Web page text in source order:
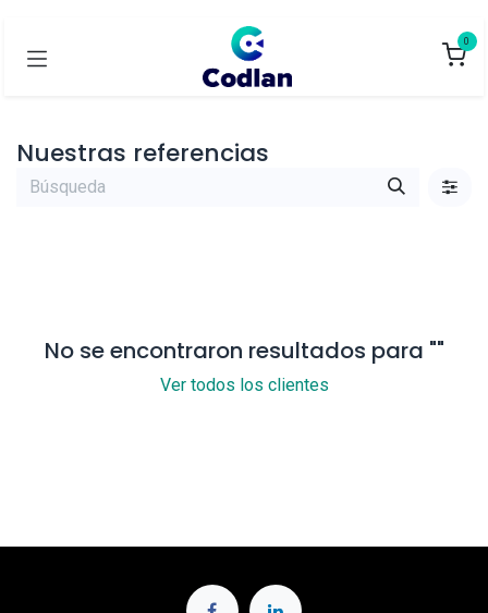
0
Nuestras referencias
No se encontraron resultados para ""
Ver todos los clientes